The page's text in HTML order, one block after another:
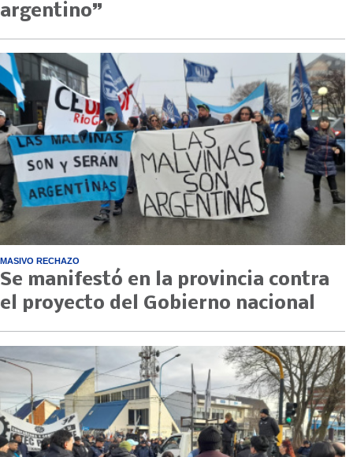
argentino”
MASIVO RECHAZO
Se manifestó en la provincia contra
el proyecto del Gobierno nacional